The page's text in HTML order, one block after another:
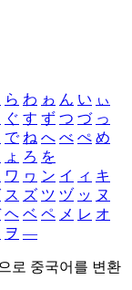
ら わ ゎ ん い ぃ
ぐ す ず つ づ っ
で ね へ べ ぺ め
ょ ろ を
ワ ヮ ン イ ィ キ
ス ズ ツ ヅ ッ ヌ
ヘ ベ ペ メ レ オ
ヲ ―
로 중국어를 변환